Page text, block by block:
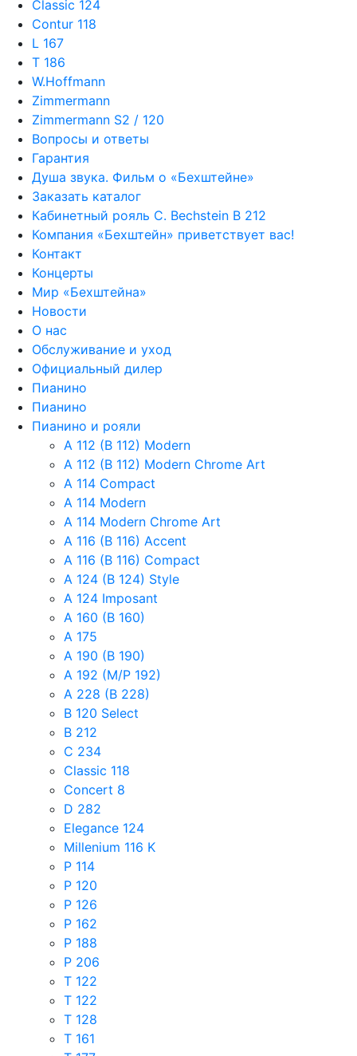
Classic 124
Contur 118
L 167
T 186
W.Hoffmann
Zimmermann
Zimmermann S2 / 120
Вопросы и ответы
Гарантия
Душа звука. Фильм о «Бехштейне»
Заказать каталог
Кабинетный рояль C. Bechstein B 212
Компания «Бехштейн» приветствует вас!
Контакт
Концерты
Мир «Бехштейна»
Новости
О нас
Обслуживание и уход
Официальный дилер
Пианино
Пианино
Пианино и рояли
A 112 (B 112) Modern
A 112 (B 112) Modern Chrome Art
A 114 Compact
A 114 Modern
A 114 Modern Chrome Art
A 116 (B 116) Accent
A 116 (B 116) Compact
A 124 (B 124) Style
A 124 Imposant
A 160 (B 160)
A 175
A 190 (B 190)
A 192 (M/P 192)
A 228 (B 228)
B 120 Select
B 212
C 234
Classic 118
Concert 8
D 282
Elegance 124
Millenium 116 K
P 114
P 120
P 126
P 162
P 188
P 206
T 122
T 122
T 128
T 161